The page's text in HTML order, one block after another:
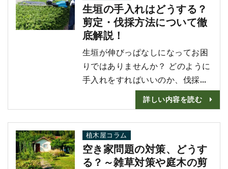
ょう。 この記事では剪定にかかる
費用や、安心できる業者の選び方
について詳しくご紹介します！
剪定の費用相場はいくら？ ･･･
生垣の手入れはどうする？
剪定・伐採方法について徹
底解説！
生垣が伸びっぱなしになってお困
りではありませんか？ どのように
手入れをすればいいのか、伐採す
るにはどうしたらいいのか、道具
はどう使うのか・・・ この記事で
はそんな疑問を解決する為、生垣
の剪定方法や伐採方法について詳
しく解説します！ 剪定する？伐
採する？ まず、伸びっぱなしの生
詳しい内容を読む
植木屋コラム
空き家問題の対策、どうす
る？～雑草対策や庭木の剪